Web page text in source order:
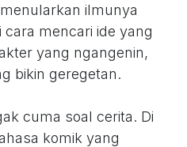
ilmunya
mencari ide yang
yang ngangenin,
bikin geregetan.
cuma soal cerita. Di
komik yang